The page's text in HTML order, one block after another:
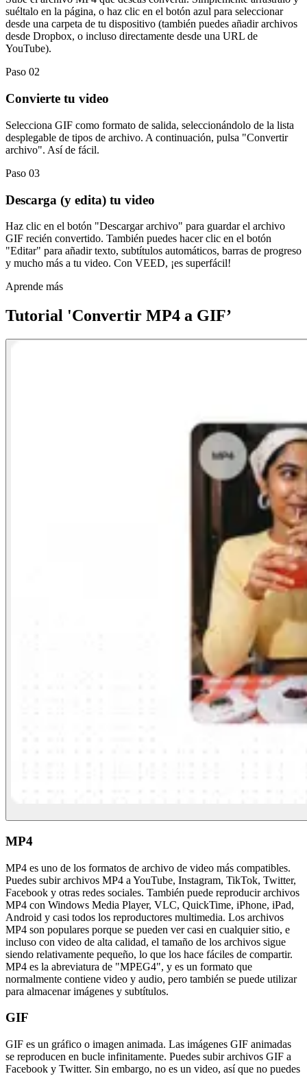
suéltalo en la página, o haz clic en el botón azul para seleccionar
desde una carpeta de tu dispositivo (también puedes añadir archivos
desde Dropbox, o incluso directamente desde una URL de
YouTube).
Paso 02
Convierte tu video
Selecciona GIF como formato de salida, seleccionándolo de la lista
desplegable de tipos de archivo. A continuación, pulsa "Convertir
archivo". Así de fácil.
Paso 03
Descarga (y edita) tu video
Haz clic en el botón "Descargar archivo" para guardar el archivo
GIF recién convertido. También puedes hacer clic en el botón
"Editar" para añadir texto, subtítulos automáticos, barras de progreso
y mucho más a tu video. Con VEED, ¡es superfácil!
Aprende más
Tutorial 'Convertir MP4 a GIF’
MP4
MP4 es uno de los formatos de archivo de video más compatibles.
Puedes subir archivos MP4 a YouTube, Instagram, TikTok, Twitter,
Facebook y otras redes sociales. También puede reproducir archivos
MP4 con Windows Media Player, VLC, QuickTime, iPhone, iPad,
Android y casi todos los reproductores multimedia. Los archivos
MP4 son populares porque se pueden ver casi en cualquier sitio, e
incluso con video de alta calidad, el tamaño de los archivos sigue
siendo relativamente pequeño, lo que los hace fáciles de compartir.
MP4 es la abreviatura de "MPEG4", y es un formato que
normalmente contiene video y audio, pero también se puede utilizar
para almacenar imágenes y subtítulos.
GIF
GIF es un gráfico o imagen animada. Las imágenes GIF animadas
se reproducen en bucle infinitamente. Puedes subir archivos GIF a
Facebook y Twitter. Sin embargo, no es un video, así que no puedes